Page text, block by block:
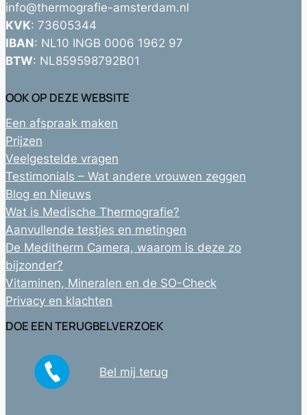
info@thermografie-amsterdam.nl
KVK: 73605344
IBAN: NL10 INGB 0006 1962 97
BTW: NL859598792B01
OOK OP DEZE WEBSITE
Een afspraak maken
Prijzen
Veelgestelde vragen
Testimonials – Wat andere vrouwen zeggen
Blog en Nieuws
Wat is Medische Thermografie?
Aanvullende testjes en metingen
De Meditherm Camera, waarom is deze zo
bijzonder?
Vitaminen, Mineralen en de SO-Check
Privacy en klachten
DOE EEN TERUGBELVERZOEK
Bel mij terug